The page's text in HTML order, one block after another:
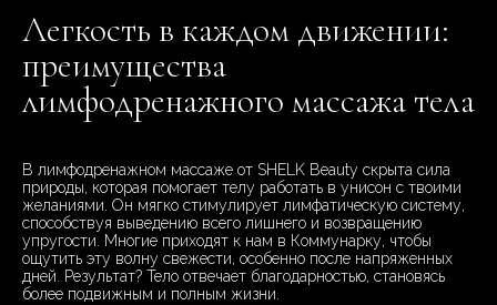
Легкость в каждом движении:
преимущества
лимфодренажного массажа тела
В лимфодренажном массаже от SHELK Beauty скрыта сила
природы, которая помогает телу работать в унисон с твоими
желаниями. Он мягко стимулирует лимфатическую систему,
способствуя выведению всего лишнего и возвращению
упругости. Многие приходят к нам в Коммунарку, чтобы
ощутить эту волну свежести, особенно после напряженных
дней. Результат? Тело отвечает благодарностью, становясь
более подвижным и полным жизни.